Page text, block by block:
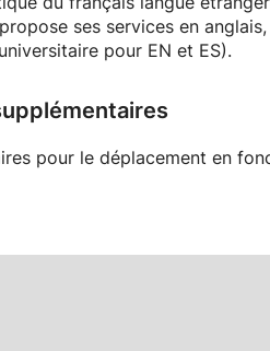
ses services en
pour EN et ES).
pour le déplacement en